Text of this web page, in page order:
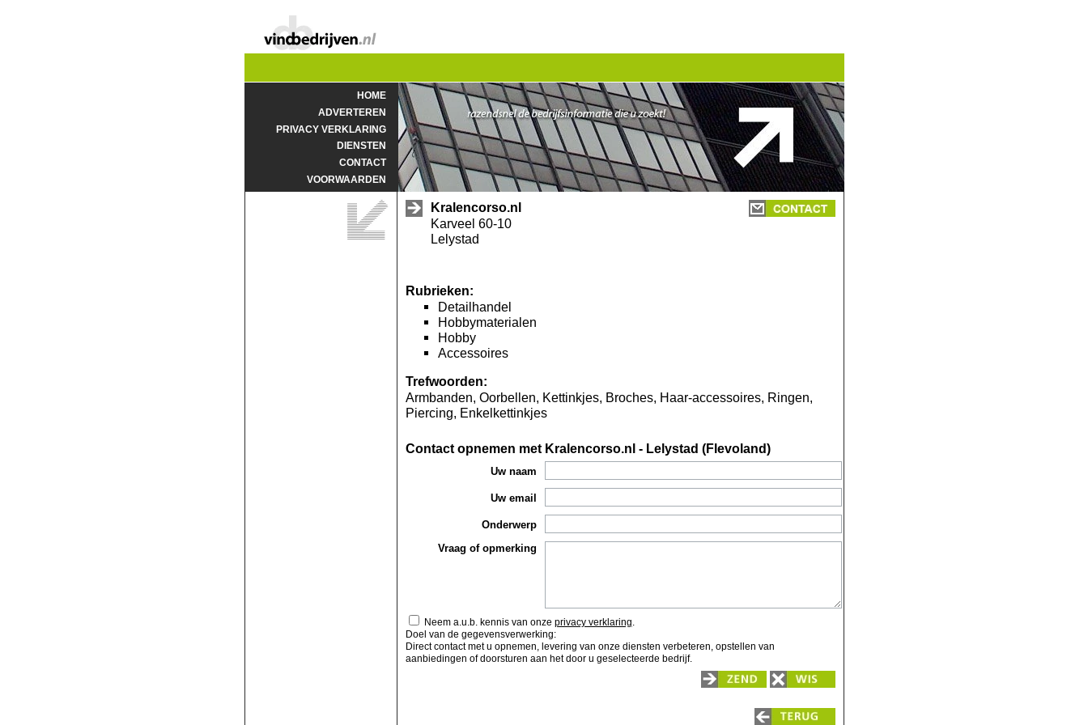
HOME
ADVERTEREN
PRIVACY VERKLARING
DIENSTEN
CONTACT
VOORWAARDEN
Kralencorso.nl
Karveel 60-10
Lelystad
Rubrieken:
Detailhandel
Hobbymaterialen
Hobby
Accessoires
Trefwoorden:
Armbanden, Oorbellen, Kettinkjes, Broches, Haar-accessoires, Ringen,
Piercing, Enkelkettinkjes
Contact opnemen met Kralencorso.nl - Lelystad (Flevoland)
Uw naam
Uw email
Onderwerp
Vraag of opmerking
Neem a.u.b. kennis van onze privacy verklaring.
Doel van de gegevensverwerking:
Direct contact met u opnemen, levering van onze diensten verbeteren, opstellen van
aanbiedingen of doorsturen aan het door u geselecteerde bedrijf.
Zend
Wis